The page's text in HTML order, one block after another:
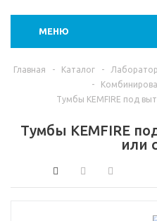
МЕНЮ
Главная - Каталог -
-
Тумбы KEMFIRE под
Тумбы KEMFIRE
или